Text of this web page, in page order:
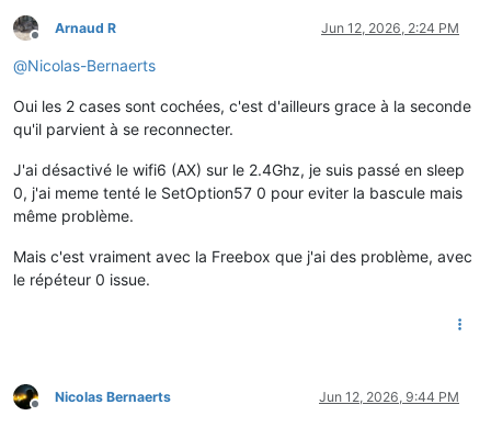
Offline
Arnaud R Jun 12, 2026, 2:24 PM
@Nicolas-Bernaerts
Oui les 2 cases sont cochées, c'est d'ailleurs grace à la seconde
qu'il parvient à se reconnecter.
J'ai désactivé le wifi6 (AX) sur le 2.4Ghz, je suis passé en sleep
0, j'ai meme tenté le SetOption57 0 pour eviter la bascule mais
même problème.
Mais c'est vraiment avec la Freebox que j'ai des problème, avec
le répéteur 0 issue.
Offline
Nicolas Bernaerts Jun 12, 2026, 9:44 PM